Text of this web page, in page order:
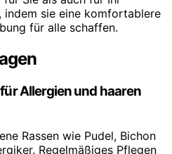
indem sie eine komfortablere
für alle schaffen.
Allergien und haaren
Rassen wie Pudel, Bichon
Regelmäßiges Pflegen